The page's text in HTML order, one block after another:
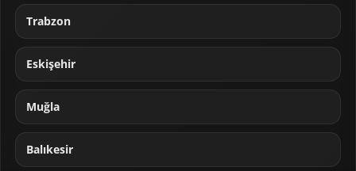
Trabzon
Eskişehir
Muğla
Balıkesir